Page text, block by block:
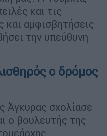
και τις
και αμφισβητήσεις
την υπεύθυνη
ο δρόμος
Άγκυρας σχολίασε
ο βουλευτής της